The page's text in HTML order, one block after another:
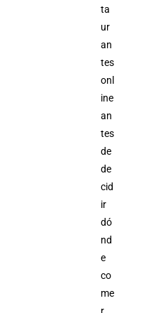
ta
ur
an
tes
onl
ine
an
tes
de
de
cid
ir
dó
nd
e
co
me